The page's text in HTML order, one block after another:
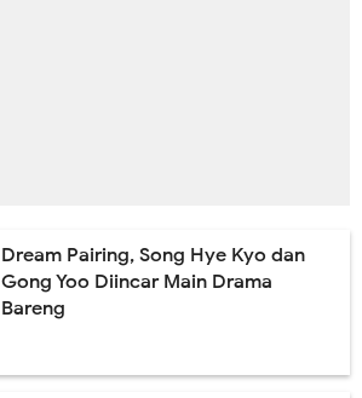
Dream Pairing, Song Hye Kyo dan
Gong Yoo Diincar Main Drama
Bareng